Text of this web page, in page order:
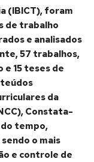
(IBICT), foram
de trabalho
e analisados
57 trabalhos,
15 teses de
da
Constata-
do tempo,
o mais
e controle de